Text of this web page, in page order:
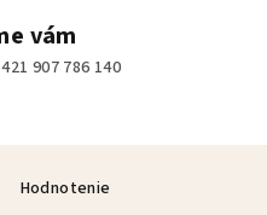
vám
907 786 140
Hodnotenie